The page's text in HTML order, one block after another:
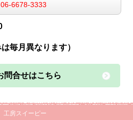
06-6678-3333
毎月異なります）
問合せはこちら
房スイーピー